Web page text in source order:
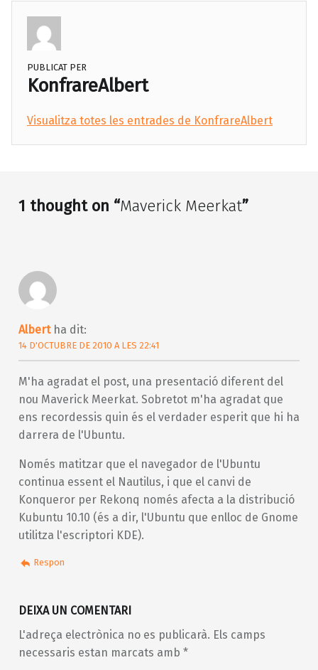
PUBLICAT PER
KonfrareAlbert
Visualitza totes les entrades de KonfrareAlbert
Skip back to main navigation
1 thought on “Maverick Meerkat”
Albert ha dit:
14 D'OCTUBRE DE 2010 A LES 22:41
M'ha agradat el post, una presentació diferent del
nou Maverick Meerkat. Sobretot m'ha agradat que
ens recordessis quin és el verdader esperit que hi ha
darrera de l'Ubuntu.
Només matitzar que el navegador de l'Ubuntu
continua essent el Nautilus, i que el canvi de
Konqueror per Rekonq només afecta a la distribució
Kubuntu 10.10 (és a dir, l'Ubuntu que enlloc de Gnome
utilitza l'escriptori KDE).
Respon
DEIXA UN COMENTARI
L'adreça electrònica no es publicarà. Els camps
necessaris estan marcats amb *